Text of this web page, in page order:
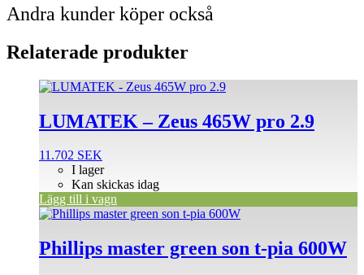
Andra kunder köper också
Relaterade produkter
LUMATEK – Zeus 465W pro 2.9
11.702 SEK
I lager
Kan skickas idag
Lägg till i vagn
Phillips master green son t-pia 600W
Den
produkten
har